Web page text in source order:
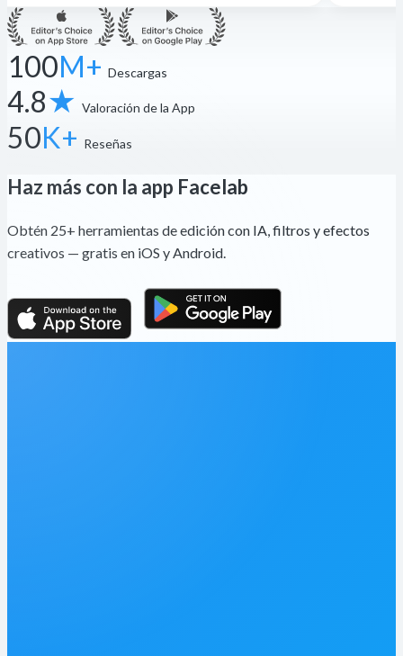
100M+ Descargas
4.8★ Valoración de la App
50K+ Reseñas
Haz más con la app Facelab
Obtén 25+ herramientas de edición con IA, filtros y efectos
creativos — gratis en iOS y Android.